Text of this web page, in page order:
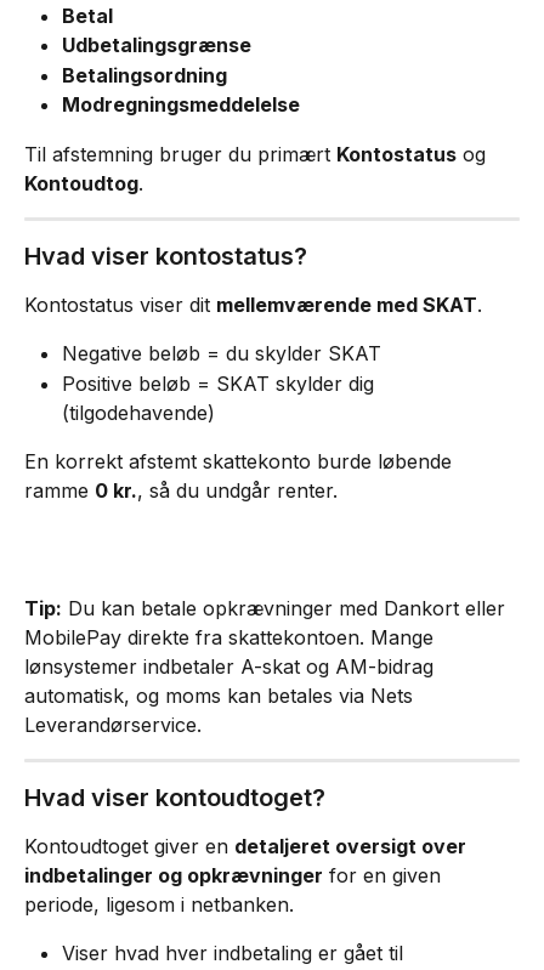
Betal
Udbetalingsgrænse
Betalingsordning
Modregningsmeddelelse
Til afstemning bruger du primært Kontostatus og
Kontoudtog.
Hvad viser kontostatus?
Kontostatus viser dit mellemværende med SKAT.
Negative beløb = du skylder SKAT
Positive beløb = SKAT skylder dig
(tilgodehavende)
En korrekt afstemt skattekonto burde løbende
ramme 0 kr., så du undgår renter.
Tip: Du kan betale opkrævninger med Dankort eller
MobilePay direkte fra skattekontoen. Mange
lønsystemer indbetaler A-skat og AM-bidrag
automatisk, og moms kan betales via Nets
Leverandørservice.
Hvad viser kontoudtoget?
Kontoudtoget giver en detaljeret oversigt over
indbetalinger og opkrævninger for en given
periode, ligesom i netbanken.
Viser hvad hver indbetaling er gået til